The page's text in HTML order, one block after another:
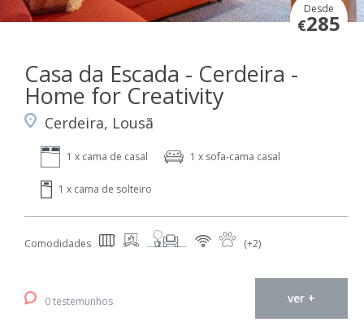
Desde
€285
Casa da Escada - Cerdeira -
Home for Creativity
Cerdeira, Lousã
1 x cama de casal 1 x sofa-cama casal
1 x cama de solteiro
Comodidades (+2)
0 testemunhos ver +